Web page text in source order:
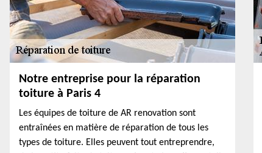
Notre entreprise pour la réparation
toiture à Paris 4
Les équipes de toiture de AR renovation sont
entraînées en matière de réparation de tous les
types de toiture. Elles peuvent tout entreprendre,